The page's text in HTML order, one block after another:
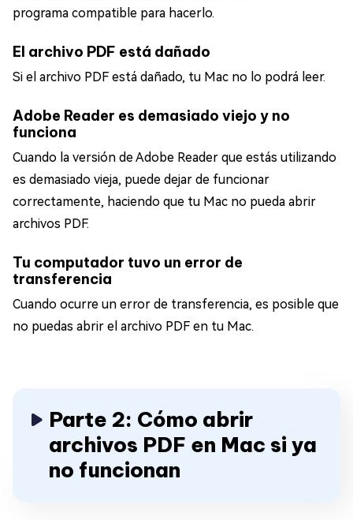
programa compatible para hacerlo.
El archivo PDF está dañado
Si el archivo PDF está dañado, tu Mac no lo podrá leer.
Adobe Reader es demasiado viejo y no
funciona
Cuando la versión de Adobe Reader que estás utilizando
es demasiado vieja, puede dejar de funcionar
correctamente, haciendo que tu Mac no pueda abrir
archivos PDF.
Tu computador tuvo un error de
transferencia
Cuando ocurre un error de transferencia, es posible que
no puedas abrir el archivo PDF en tu Mac.
Parte 2: Cómo abrir
archivos PDF en Mac si ya
no funcionan